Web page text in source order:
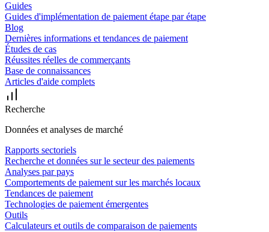
Guides
Guides d'implémentation de paiement étape par étape
Blog
Dernières informations et tendances de paiement
Études de cas
Réussites réelles de commerçants
Base de connaissances
Articles d'aide complets
Recherche
Données et analyses de marché
Rapports sectoriels
Recherche et données sur le secteur des paiements
Analyses par pays
Comportements de paiement sur les marchés locaux
Tendances de paiement
Technologies de paiement émergentes
Outils
Calculateurs et outils de comparaison de paiements